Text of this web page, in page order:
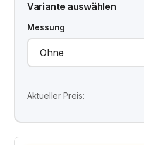
Variante auswählen
Messung
Aktueller Preis: